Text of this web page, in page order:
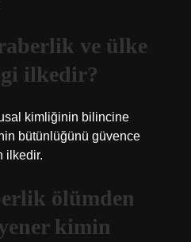
ve ülke
ilkedir?
kimliğinin bilincine
bütünlüğünü güvence
ilkedir.
ölümden
kimin